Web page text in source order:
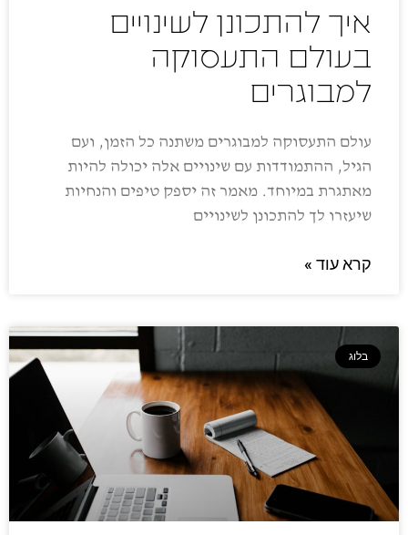
איך להתכונן לשינויים
בעולם התעסוקה
למבוגרים
עולם התעסוקה למבוגרים משתנה כל הזמן, ועם
הגיל, ההתמודדות עם שינויים אלה יכולה להיות
מאתגרת במיוחד. מאמר זה יספק טיפים והנחיות
שיעזרו לך להתכונן לשינויים
קרא עוד »
בלוג